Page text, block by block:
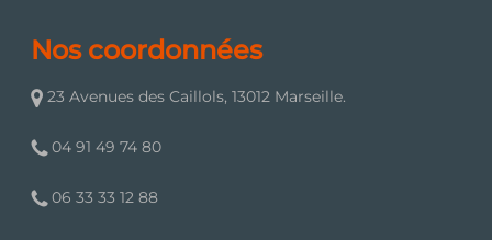
Nos coordonnées
23 Avenues des Caillols, 13012 Marseille.
04 91 49 74 80
06 33 33 12 88